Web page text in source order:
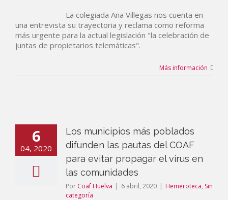
La colegiada Ana Villegas nos cuenta en
una entrevista su trayectoria y reclama como reforma
más urgente para la actual legislación "la celebración de
juntas de propietarios telemáticas".
Más información
6
04, 2020
Los municipios más poblados
difunden las pautas del COAF
para evitar propagar el virus en
las comunidades
Por Coaf Huelva | 6 abril, 2020 | Hemeroteca, Sin
categoría